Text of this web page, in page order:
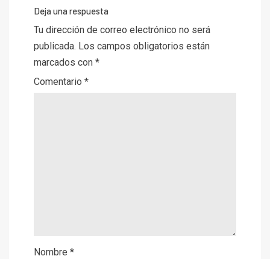
Deja una respuesta
Tu dirección de correo electrónico no será
publicada. Los campos obligatorios están
marcados con *
Comentario *
Nombre *